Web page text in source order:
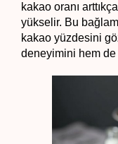
kakao oranı
yükselir. Bu
kakao yüzdesini
deneyimini hem de